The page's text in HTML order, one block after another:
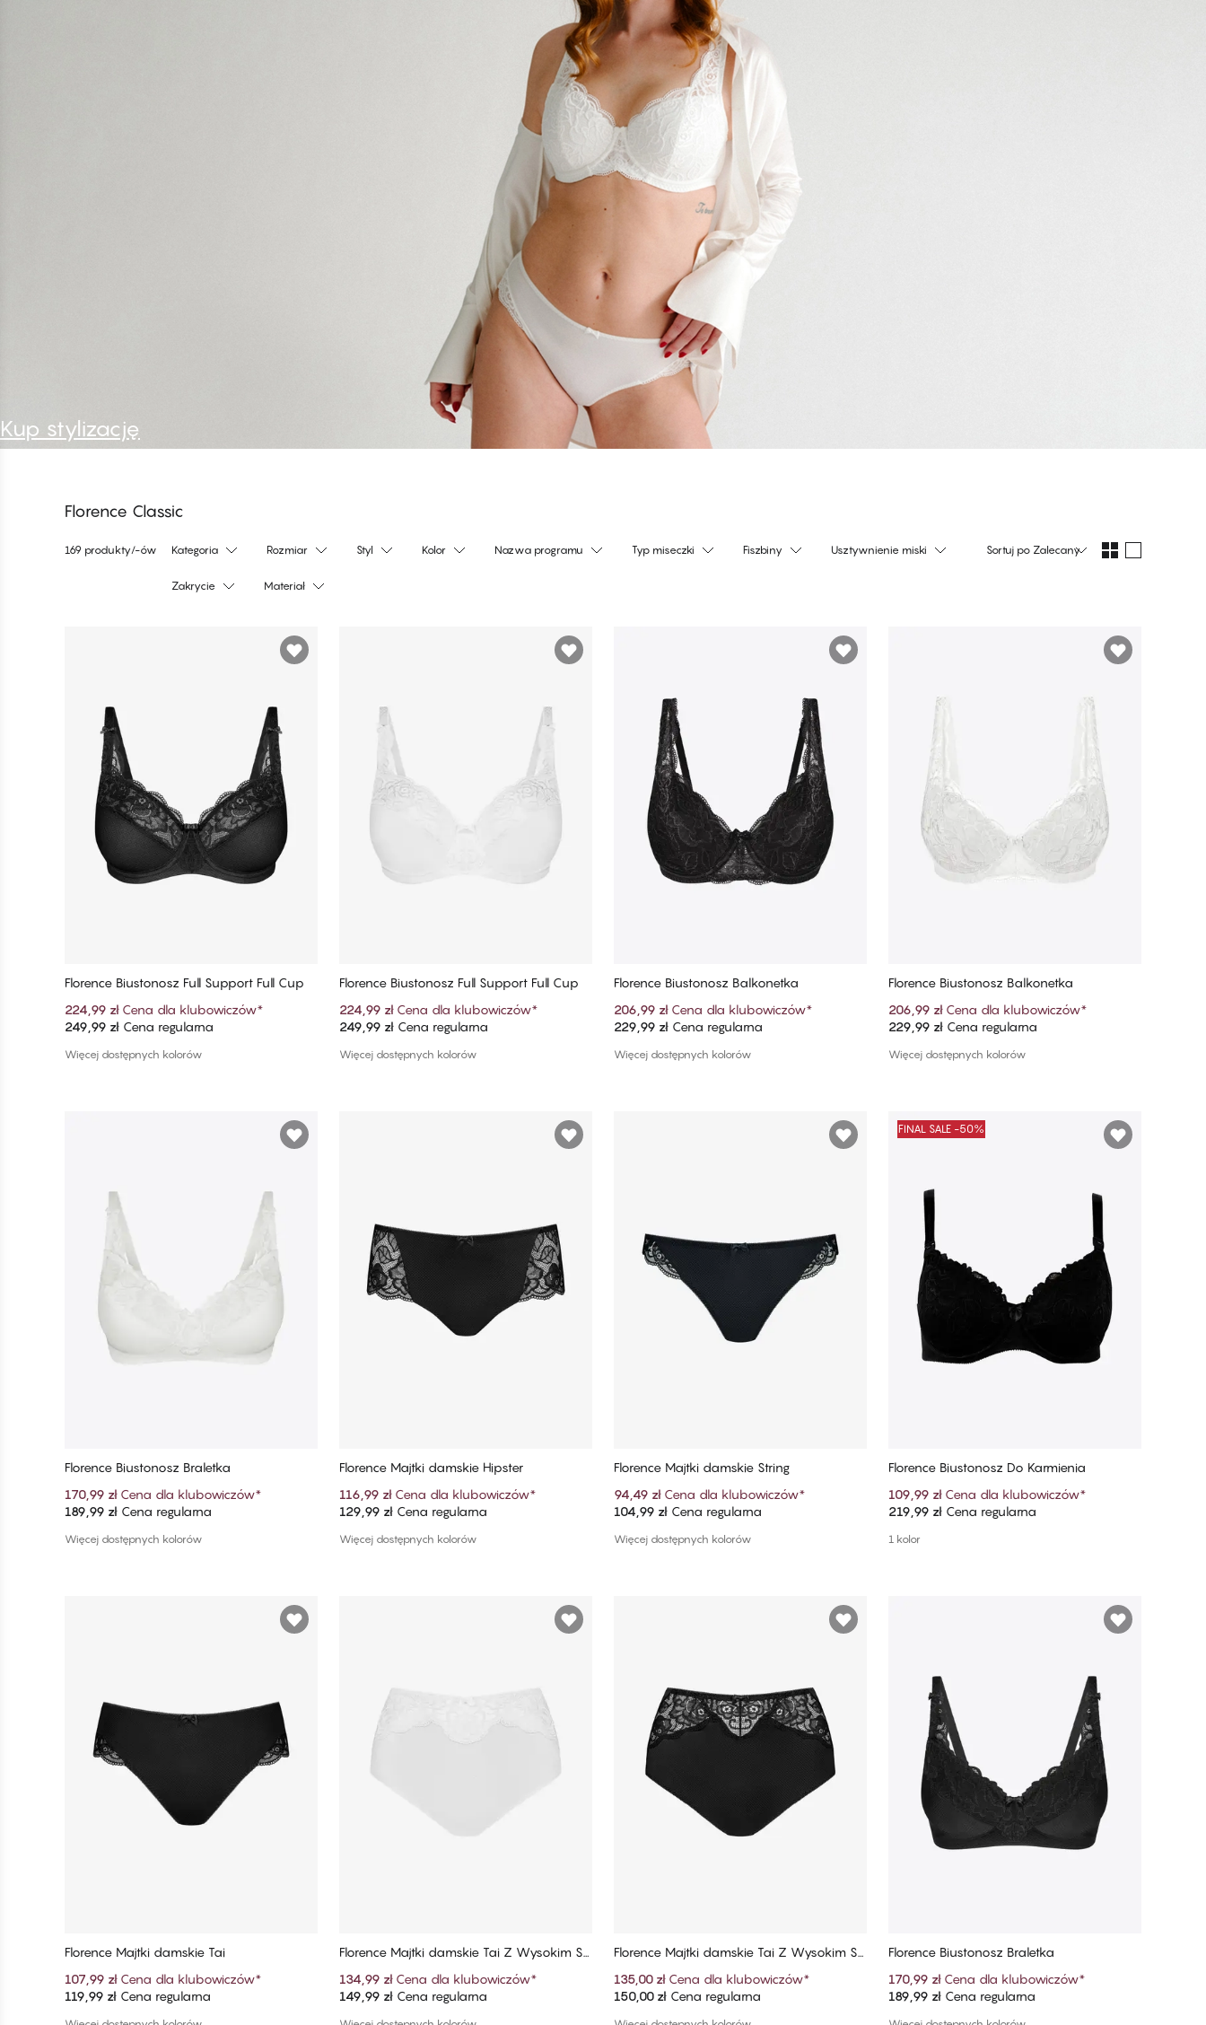
Kup stylizację
Florence Classic
169 produkty/-ów Kategoria Rozmiar Styl Kolor Nazwa programu Typ miseczki Fiszbiny Usztywnienie miski
Zakrycie Materiał
Sortuj po Zalecany
Dodaj do koszyka
Florence Biustonosz Full Support Full Cup
224,99 zł Cena dla klubowiczów*
249,99 zł Cena regularna
Więcej dostępnych kolorów
Dodaj do koszyka
Florence Biustonosz Full Support Full Cup
224,99 zł Cena dla klubowiczów*
249,99 zł Cena regularna
Więcej dostępnych kolorów
Dodaj do koszyka
Florence Biustonosz Balkonetka
206,99 zł Cena dla klubowiczów*
229,99 zł Cena regularna
Więcej dostępnych kolorów
Dodaj do koszyka
Florence Biustonosz Balkonetka
206,99 zł Cena dla klubowiczów*
229,99 zł Cena regularna
Więcej dostępnych kolorów
Dodaj do koszyka
Florence Biustonosz Braletka
170,99 zł Cena dla klubowiczów*
189,99 zł Cena regularna
Więcej dostępnych kolorów
Dodaj do koszyka
Florence Majtki damskie Hipster
116,99 zł Cena dla klubowiczów*
129,99 zł Cena regularna
Więcej dostępnych kolorów
Dodaj do koszyka
Florence Majtki damskie String​
94,49 zł Cena dla klubowiczów*
104,99 zł Cena regularna
Więcej dostępnych kolorów
Dodaj do koszyka
FINAL SALE -50%
Florence Biustonosz Do Karmienia
109,99 zł Cena dla klubowiczów*
219,99 zł Cena regularna
1 kolor
Dodaj do koszyka
Florence Majtki damskie Tai
107,99 zł Cena dla klubowiczów*
119,99 zł Cena regularna
Dodaj do koszyka
Florence Majtki damskie Tai Z Wysokim St
134,99 zł Cena dla klubowiczów*
149,99 zł Cena regularna
Dodaj do koszyka
Florence Majtki damskie Tai Z Wysokim St
135,00 zł Cena dla klubowiczów*
150,00 zł Cena regularna
Dodaj do koszyka
Florence Biustonosz Braletka
170,99 zł Cena dla klubowiczów*
189,99 zł Cena regularna